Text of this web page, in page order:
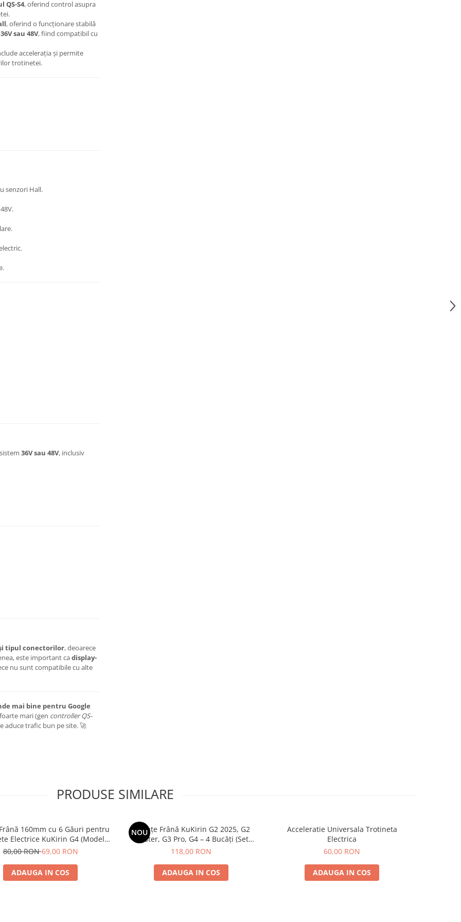
S4, oferind control asupra
, oferind o funcționare stabilă
sau 48V, fiind compatibil cu
accelerația și permite
trotinetei.
senzori Hall.
36V sau 48V, inclusiv
tipul conectorilor, deoarece
este important cadisplay-
nu sunt compatibile cu alte
mai bine pentru Google
mari (gen controller QS-
aduce trafic bun pe site. 🚀
PRODUSE SIMILARE
160mm cu 6 Găuri pentru
Electrice KuKirin G4 (Model
G2 – Performanță
80,00 RON69,00 RON
ADAUGA IN COS
NOU
Plăcuțe Frână KuKirin G2 2025, G2
Master, G3 Pro, G4 – 4 Bucăți (Set
118,00 RON
ADAUGA IN COS
Acceleratie Universala Trotineta
Electrica
60,00 RON
ADAUGA IN COS